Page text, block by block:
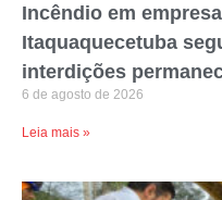
Incêndio em
Itaquaquecetuba
interdições
6 de agosto de 2026
Leia mais »